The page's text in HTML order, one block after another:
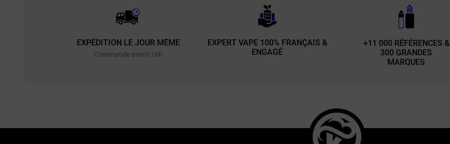
EXPÉDITION LE JOUR MÊME
Commande avant 16h
EXPERT VAPE 100% FRANÇAIS &
ENGAGÉ
+11 000 RÉFÉRENCES &
300 GRANDES
MARQUES